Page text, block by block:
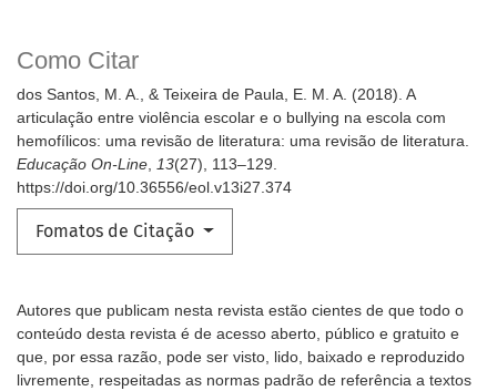
Como Citar
dos Santos, M. A., & Teixeira de Paula, E. M. A. (2018). A
articulação entre violência escolar e o bullying na escola com
hemofílicos: uma revisão de literatura: uma revisão de literatura.
Educação On-Line, 13(27), 113–129.
https://doi.org/10.36556/eol.v13i27.374
Fomatos de Citação
Autores que publicam nesta revista estão cientes de que todo o
conteúdo desta revista é de acesso aberto, público e gratuito e
que, por essa razão, pode ser visto, lido, baixado e reproduzido
livremente, respeitadas as normas padrão de referência a textos